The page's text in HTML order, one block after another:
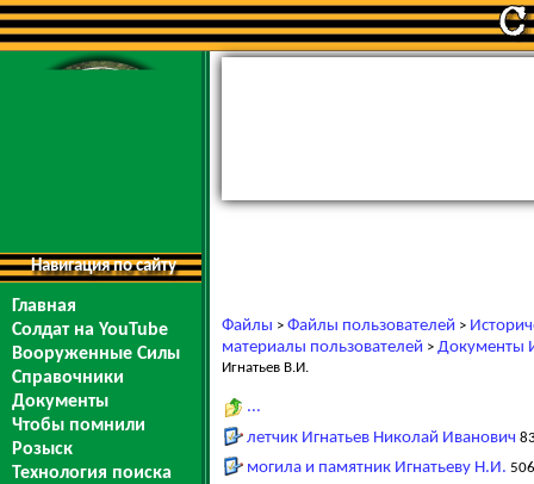
Навигация по сайту
Главная
Солдат на YouTube
Вооруженные Силы
Справочники
Документы
Чтобы помнили
Розыск
Технология поиска
Файлы > Файлы пользователей >
материалы пользователей > Документы
Игнатьев В.И.
...
летчик Игнатьев Николай Иванович
могила и памятник Игнатьеву Н.И.